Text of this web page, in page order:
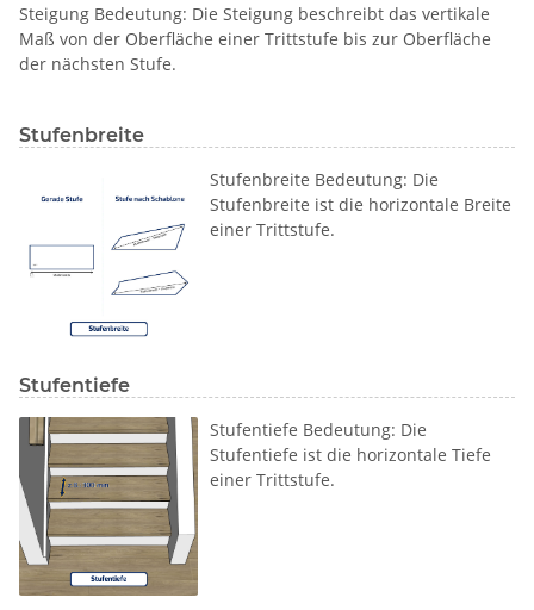
Steigung Bedeutung: Die Steigung beschreibt das vertikale
Maß von der Oberfläche einer Trittstufe bis zur Oberfläche
der nächsten Stufe.
Stufenbreite
Stufenbreite Bedeutung: Die
Stufenbreite ist die horizontale Breite
einer Trittstufe.
Stufentiefe
Stufentiefe Bedeutung: Die
Stufentiefe ist die horizontale Tiefe
einer Trittstufe.